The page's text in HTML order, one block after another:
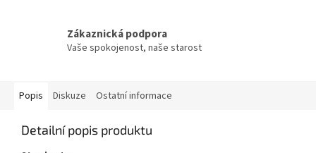
Zákaznická podpora
Vaše spokojenost, naše starost
Popis Diskuze Ostatní informace
Detailní popis produktu